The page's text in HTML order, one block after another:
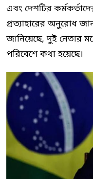
এবং দেশটির
প্রত্যাহারের অনুরোধ
জানিয়েছে, দুই নেতার
পরিবেশে কথা হয়েছে।